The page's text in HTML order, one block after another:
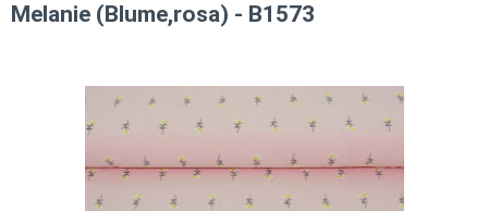
Melanie (Blume,rosa) - B1573